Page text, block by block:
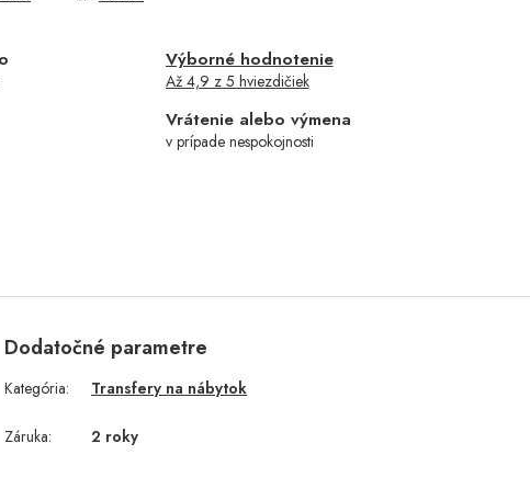
Výborné hodnotenie
Až 4,9 z 5 hviezdičiek
Vrátenie alebo výmena
v prípade nespokojnosti
Dodatočné parametre
Kategória: Transfery na nábytok
Záruka: 2 roky